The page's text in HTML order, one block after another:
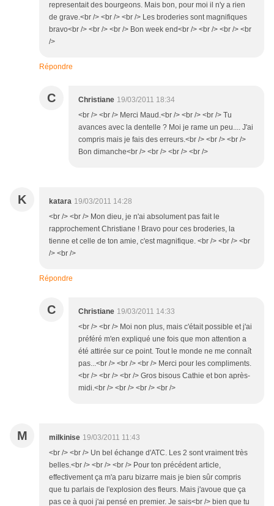
representait des bourgeons. Mais bon, pour moi il n'y a rien
de grave.<br /> <br /> <br /> Les broderies sont magnifiques
bravo<br /> <br /> <br /> Bon week end<br /> <br /> <br /> <br
/>
Répondre
C Christiane 19/03/2011 18:34
<br /> <br /> Merci Maud.<br /> <br /> <br /> Tu
avances avec la dentelle ? Moi je rame un peu.... J'ai
compris mais je fais des erreurs.<br /> <br /> <br />
Bon dimanche<br /> <br /> <br /> <br />
K katara 19/03/2011 14:28
<br /> <br /> Mon dieu, je n'ai absolument pas fait le
rapprochement Christiane ! Bravo pour ces broderies, la
tienne et celle de ton amie, c'est magnifique. <br /> <br /> <br
/> <br />
Répondre
C Christiane 19/03/2011 14:33
<br /> <br /> Moi non plus, mais c'était possible et j'ai
préféré m'en expliqué une fois que mon attention a
été attirée sur ce point. Tout le monde ne me connaît
pas...<br /> <br /> <br /> Merci pour les compliments.
<br /> <br /> <br /> Gros bisous Cathie et bon après-
midi.<br /> <br /> <br /> <br />
M milkinise 19/03/2011 11:43
<br /> <br /> Un bel échange d'ATC. Les 2 sont vraiment très
belles.<br /> <br /> <br /> Pour ton précédent article,
effectivement ça m'a paru bizarre mais je bien sûr compris
que tu parlais de l'explosion des fleurs. Mais j'avoue que ça
pas ce à quoi j'ai pensé en premier. Je sais<br /> bien que tu